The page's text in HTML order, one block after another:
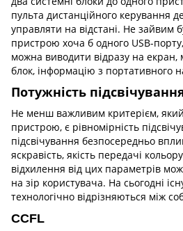
пульта дистанційного керування
управляти на відстані. Не зайвим
пристрою хоча б одного USB-
можна виводити відразу на
блок, інформацію з портативного
Потужність
Не менш важливим критерієм,
пристрою, є рівномірність
підсвічування безпосередньо
яскравість, якість передачі
відхилення від цих параметрів
на зір користувача. На сьогодні
технологічно відрізняються між
CCFL